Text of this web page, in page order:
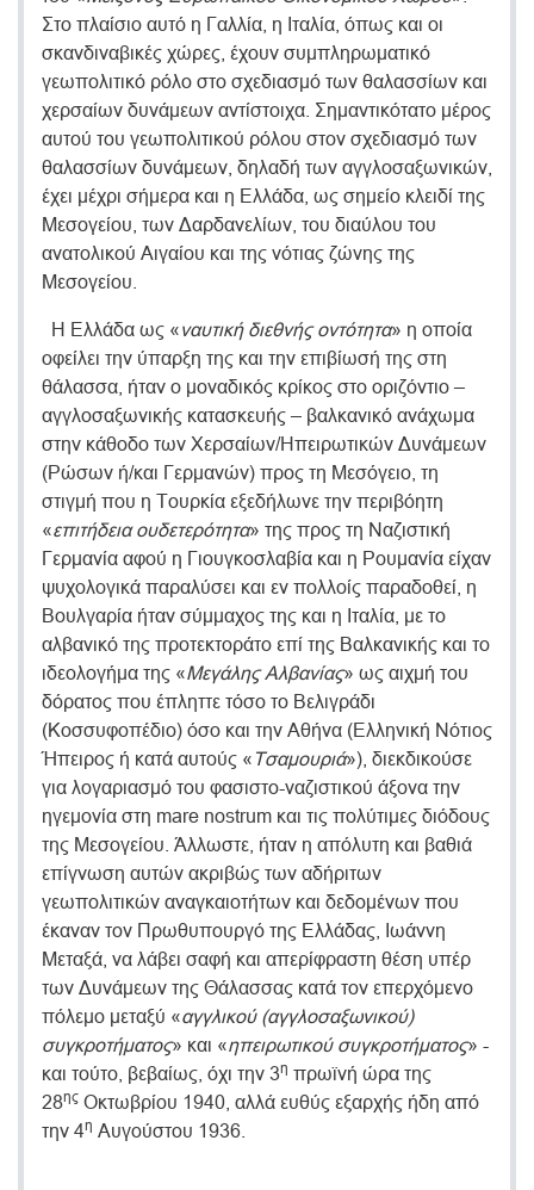
Στο πλαίσιο αυτό η Γαλλία, η Ιταλία, όπως και οι
σκανδιναβικές χώρες, έχουν συμπληρωματικό
γεωπολιτικό ρόλο στο σχεδιασμό των θαλασσίων και
χερσαίων δυνάμεων αντίστοιχα. Σημαντικότατο μέρος
αυτού του γεωπολιτικού ρόλου στον σχεδιασμό των
θαλασσίων δυνάμεων, δηλαδή των αγγλοσαξωνικών,
έχει μέχρι σήμερα και η Ελλάδα, ως σημείο κλειδί της
Μεσογείου, των Δαρδανελίων, του διαύλου του
ανατολικού Αιγαίου και της νότιας ζώνης της
Μεσογείου.
Η Ελλάδα ως «ναυτική διεθνής οντότητα» η οποία
οφείλει την ύπαρξη της και την επιβίωσή της στη
θάλασσα, ήταν ο μοναδικός κρίκος στο οριζόντιο –
αγγλοσαξωνικής κατασκευής – βαλκανικό ανάχωμα
στην κάθοδο των Χερσαίων/Ηπειρωτικών Δυνάμεων
(Ρώσων ή/και Γερμανών) προς τη Μεσόγειο, τη
στιγμή που η Τουρκία εξεδήλωνε την περιβόητη
«επιτήδεια ουδετερότητα» της προς τη Ναζιστική
Γερμανία αφού η Γιουγκοσλαβία και η Ρουμανία είχαν
ψυχολογικά παραλύσει και εν πολλοίς παραδοθεί, η
Βουλγαρία ήταν σύμμαχος της και η Ιταλία, με το
αλβανικό της προτεκτοράτο επί της Βαλκανικής και το
ιδεολογήμα της «Μεγάλης Αλβανίας» ως αιχμή του
δόρατος που έπληττε τόσο το Βελιγράδι
(Κοσσυφοπέδιο) όσο και την Αθήνα (Ελληνική Νότιος
Ήπειρος ή κατά αυτούς « Τσαμουριά»), διεκδικούσε
για λογαριασμό του φασιστο-ναζιστικού άξονα την
ηγεμονία στη mare nostrum και τις πολύτιμες διόδους
της Μεσογείου. Άλλωστε, ήταν η απόλυτη και βαθιά
επίγνωση αυτών ακριβώς των αδήριτων
γεωπολιτικών αναγκαιοτήτων και δεδομένων που
έκαναν τον Πρωθυπουργό της Ελλάδας, Ιωάννη
Μεταξά, να λάβει σαφή και απερίφραστη θέση υπέρ
των Δυνάμεων της Θάλασσας κατά τον επερχόμενο
πόλεμο μεταξύ «αγγλικού (αγγλοσαξωνικού)
συγκροτήματος» και «ηπειρωτικού συγκροτήματος» -
και τούτο, βεβαίως, όχι την 3η πρωϊνή ώρα της
28ης Οκτωβρίου 1940, αλλά ευθύς εξαρχής ήδη από
την 4η Αυγούστου 1936.